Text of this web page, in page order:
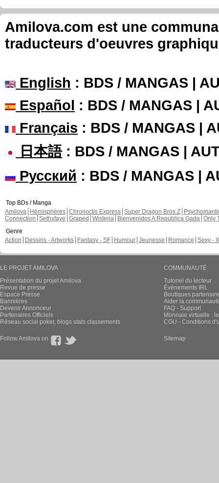
Amilova.com est une
traducteurs d'oeuvres
English : BDS / MANGAS |
Español : BDS / MANGAS |
Français : BDS / MANGAS |
日本語: BDS / MANGAS |
Русский : BDS / MANGAS |
Top BDs / Manga
Amilova
Hémisphères Chronoctis Express Super Dragon Bros Z
Connection Sethxfaye Graped Wisteria Bienvenidos A República Gada Only
Genre
Action
Dessins - Artworks Fantasy - SF Humour Jeunesse Romance Sexy -
LE PROJET AMILOVA
Présentation du projet Amilova
Revue de presse
Espace Presse
Bannières
Devenir Annonceur
Partenaires Officiels
Réseau social poker, blogs stats classements
COMMUNAUTÉ
Tutoriel du lecteur
Évènements IRL
Boutiques
Aider la
FAQ - Support
Monnaie virtuelle :
CGU - Conditions
Follow Amilova on Sitemap